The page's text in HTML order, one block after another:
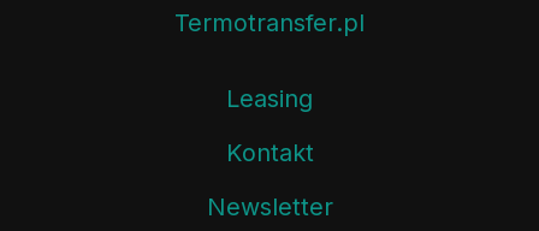
Termotransfer.pl
Leasing
Kontakt
Newsletter